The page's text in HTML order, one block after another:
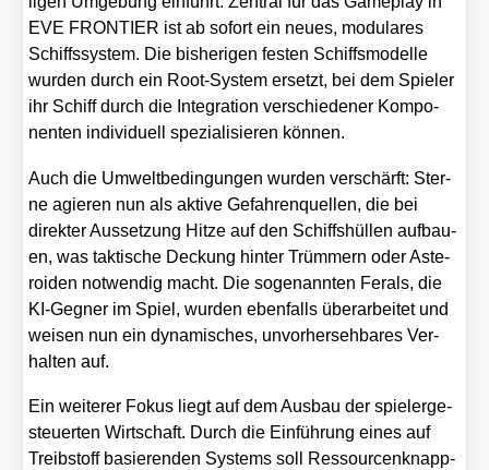
EVE FRONTIER ist ab sofort ein neu­es, modu­la­res
Schiffs­sys­tem. Die bis­he­ri­gen fes­ten Schiffs­mo­del­le
wur­den durch ein Root-Sys­tem ersetzt, bei dem Spie­ler
ihr Schiff durch die Inte­gra­ti­on ver­schie­de­ner Kom­po­
nen­ten indi­vi­du­ell spe­zia­li­sie­ren kön­nen.
Auch die Umwelt­be­din­gun­gen wur­den ver­schärft: Ster­
ne agie­ren nun als akti­ve Gefah­ren­quel­len, die bei
direk­ter Aus­set­zung Hit­ze auf den Schiffs­hül­len auf­bau­
en, was tak­ti­sche Deckung hin­ter Trüm­mern oder Aste­
ro­iden not­wen­dig macht. Die soge­nann­ten Fer­als, die
KI-Geg­ner im Spiel, wur­den eben­falls über­ar­bei­tet und
wei­sen nun ein dyna­mi­sches, unvor­her­seh­ba­res Ver­
hal­ten auf.
Ein wei­te­rer Fokus liegt auf dem Aus­bau der spie­ler­ge­
steu­er­ten Wirt­schaft. Durch die Ein­füh­rung eines auf
Treib­stoff basie­ren­den Sys­tems soll Res­sour­cen­knapp­